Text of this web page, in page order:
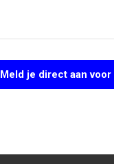
Meld je direct aan